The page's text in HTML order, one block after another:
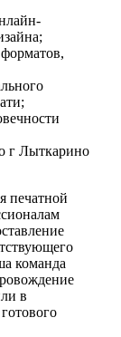
г Лыткарино
печатной
команда
в